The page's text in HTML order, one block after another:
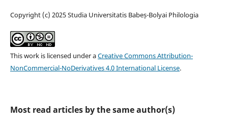
Copyright (c) 2025 Studia Universitatis Babeș-Bolyai Philologia
This work is licensed under aCreative Commons Attribution-
NonCommercial-NoDerivatives 4.0 International License.
Most read articles by the same author(s)